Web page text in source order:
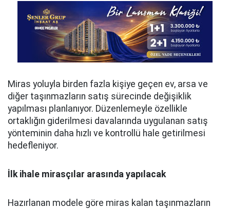
Miras yoluyla birden fazla kişiye geçen ev, arsa ve
diğer taşınmazların satış sürecinde değişiklik
yapılması planlanıyor. Düzenlemeyle özellikle
ortaklığın giderilmesi davalarında uygulanan satış
yönteminin daha hızlı ve kontrollü hale getirilmesi
hedefleniyor.
İlk ihale mirasçılar arasında yapılacak
Hazırlanan modele göre miras kalan taşınmazların